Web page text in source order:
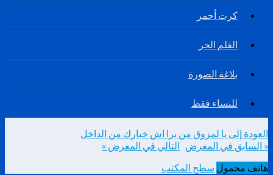
كرت أحمر
القلم الحر
بلاغة الصورة
للنساء فقط
العودة إلى يا لمزوق من برا اش خبارك من الداخل
« السابق في المعرض التالي في المعرض »
هاتف محمول سطح المكتب